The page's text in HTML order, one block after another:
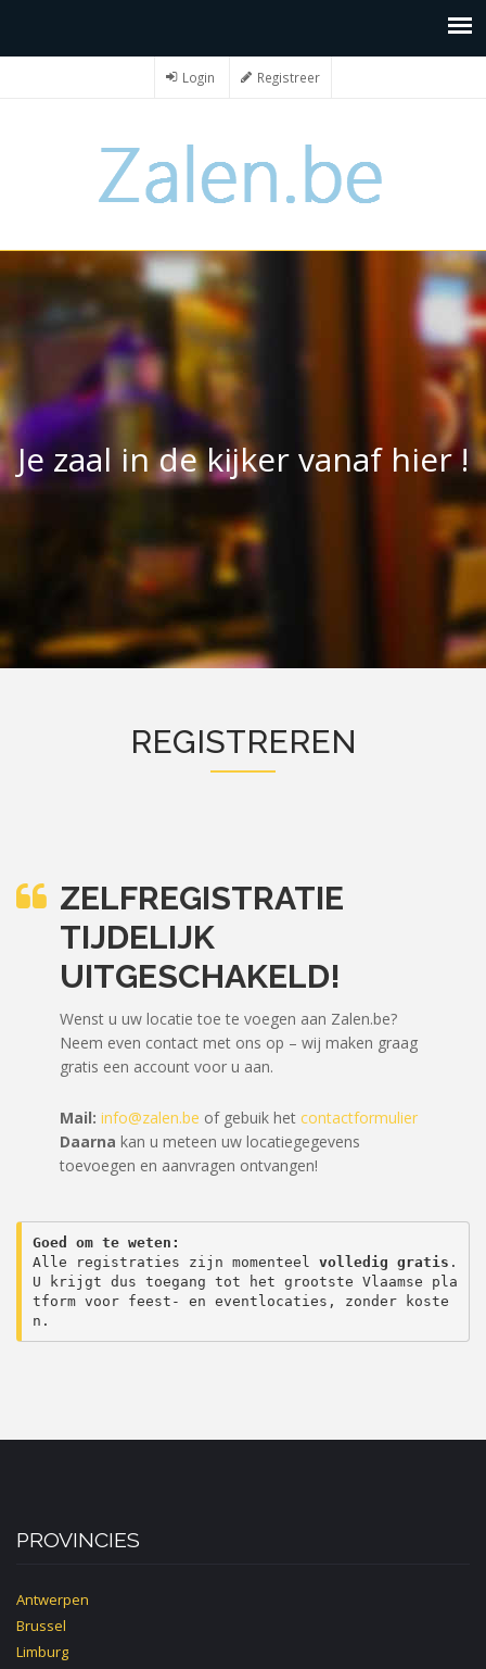
Login Registreer
Je zaal in de kijker vanaf hier !
REGISTREREN
ZELFREGISTRATIE
TIJDELIJK
UITGESCHAKELD!
Wenst u uw locatie toe te voegen aan Zalen.be?
Neem even contact met ons op – wij maken graag
gratis een account voor u aan.
Mail: info@zalen.be of gebuik het contactformulier
Daarna kan u meteen uw locatiegegevens
toevoegen en aanvragen ontvangen!
Goed om te weten:
Alle registraties zijn momenteel volledig gratis .
U krijgt dus toegang tot het grootste Vlaamse pla
tform voor feest- en eventlocaties, zonder koste
n.
PROVINCIES
Antwerpen
Brussel
Limburg